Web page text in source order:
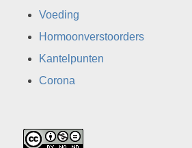
Voeding
Hormoonverstoorders
Kantelpunten
Corona